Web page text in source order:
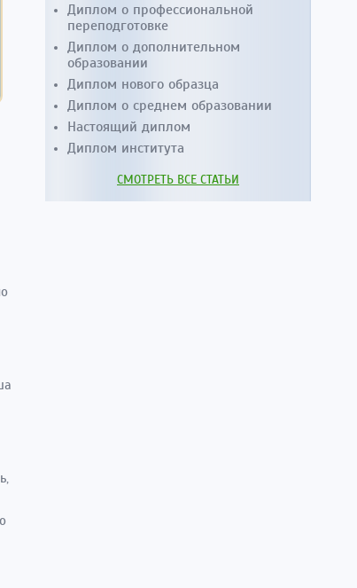
Диплом о профессиональной
переподготовке
Диплом о дополнительном
образовании
Диплом нового образца
Диплом о среднем образовании
Настоящий диплом
Диплом института
СМОТРЕТЬ ВСЕ СТАТЬИ